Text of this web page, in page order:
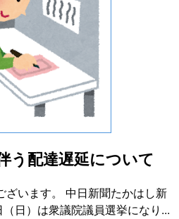
う配達遅延について
ざいます。 中日新聞たかはし新
日）は衆議院議員選挙になり...